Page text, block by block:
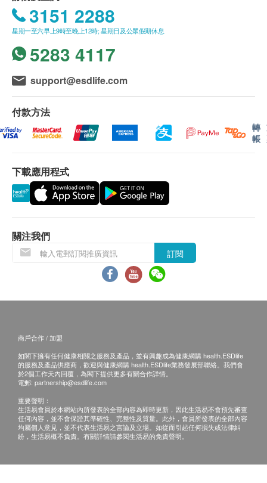
配料：
木薯糊精、植物油（高油酸葵花籽油、低芥酸菜籽
油、葵花籽油）、乳清蛋白質（奶類製品）、酪蛋
白酸鉀（奶類製品）、膳食纖維（瓜耳膠、阿拉伯
膠、低聚果糖、菊粉）、異麥芽酮糖、礦物質（磷
酸鈉、檸檬酸鈉、氯化鉀、碳酸鈣、氯化鈣、氧化
鎂、硫酸亞鐵、硫酸鋅、硫酸錳、硫酸銅、氯化
鉻、碘化鉀、鉬酸鈉、亞硒酸鈉）、麥芽糊精、乳
化劑（大豆卵磷脂E322）、重酒石酸膽鹼 、肌
煙酰胺、 B5 、 E 、 B6 、 B1 、 B2 、 A 、葉
酸、 K1 、生物素、 D3 、 B12）、人造及天然調
味劑、甜味劑（醋磺內酯鉀E950） 、左旋肉鹼、
含奶類及大豆製品
附加費。
)
沒有升降機之樓層，將收取上樓送貨費，費用為每
層$30。
偏遠地區如離島、馬灣、愉景灣、大嶼山及東涌等
地區，將額外收取$200
地區，再需視乎情況收取附加費。
賬單總額未滿HK$800
訂單確認後將於 4 個工作天內營康薈會聯絡安排發
貨。
訊號懸掛或黑色暴雨警告生效時，送貨服務時間將
會延遲。農曆初一、初二及初三均會休息(
送貨)，敬請留意。
認。倘若供應商未能提供任何訂單上的貨品，健康
網購health.ESDlife有權拒絕接受該訂單，並且會
於送貨前透過電話或電郵通知顧客再作安排。
倘若由於不可抗力的原因(包括但不限於由於天
康網購
償。
華康復康用品有限公司會根據閣下提供的地址盡力
確保貨品在預約日期送到該地址，若因閣下的原因
而導致貨品超過購買日期30日後仍不成功派送，康
復康用品有限公司保留權利包括任何拒絕要求退款
申请之權利。
個工作天前聯絡營康薈。
3151 2288
星期一至六早上9時至晚上12時; 星期日及公眾假期休息
5283 4117
support@esdlife.com
付款方法
轉
帳
下載應用程式
關注我們
訂閱
商戶合作 / 加盟
如閣下擁有任何健康相關之服務及產品，並有興趣成為健康網購 health.ESDlife
的服務及產品供應商，歡迎與健康網購 health.ESDlife業務發展部聯絡。我們會
於2個工作天內回覆，為閣下提供更多有關合作詳情。
電郵: partnership@esdlife.com
重要聲明：
生活易會員於本網站內所發表的全部內容為即時更新，因此生活易不會預先審查
任何內容，並不會保證其準確性、完整性及質量。此外，會員所發表的全部內容
均屬個人意見，並不代表生活易之言論及立場。如從而引起任何損失或法律糾
紛，生活易概不負責。有關詳情請參閱生活易的免責聲明。